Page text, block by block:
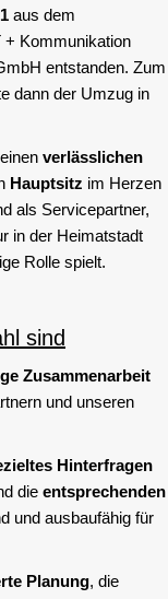
aus dem
+ Kommunikation
entstanden. Zum
dann der Umzug in
verlässlichen
Hauptsitz im Herzen
als Servicepartner,
in der Heimatstadt
Rolle spielt.
sind
Zusammenarbeit
und unseren
Hinterfragen
die entsprechenden
und ausbaufähig für
Planung, die